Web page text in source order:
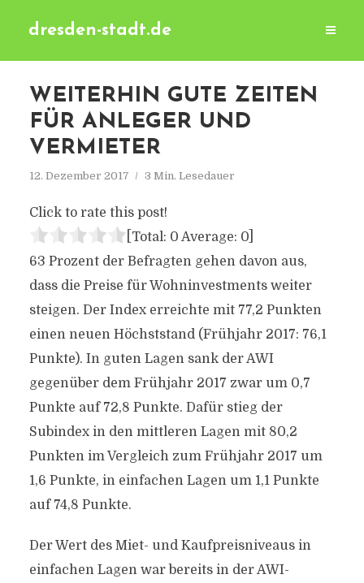
dresden-stadt.de
WEITERHIN GUTE ZEITEN
FÜR ANLEGER UND
VERMIETER
12. Dezember 2017 3 Min. Lesedauer
Click to rate this post!
[Total: 0 Average: 0]
63 Prozent der Befragten gehen davon aus,
dass die Preise für Wohninvestments weiter
steigen. Der Index erreichte mit 77,2 Punkten
einen neuen Höchststand (Frühjahr 2017: 76,1
Punkte). In guten Lagen sank der AWI
gegenüber dem Frühjahr 2017 zwar um 0,7
Punkte auf 72,8 Punkte. Dafür stieg der
Subindex in den mittleren Lagen mit 80,2
Punkten im Vergleich zum Frühjahr 2017 um
1,6 Punkte, in einfachen Lagen um 1,1 Punkte
auf 74,8 Punkte.
Der Wert des Miet- und Kaufpreisniveaus in
einfachen Lagen war bereits in der AWI-